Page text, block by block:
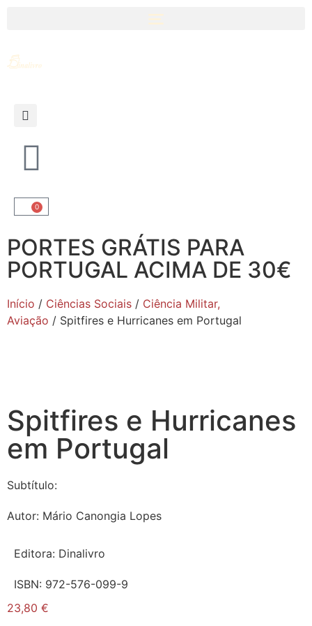
0
PORTES GRÁTIS PARA
PORTUGAL ACIMA DE 30€
Início / Ciências Sociais / Ciência Militar,
Aviação / Spitfires e Hurricanes em Portugal
Spitfires e Hurricanes
em Portugal
Subtítulo:
Autor: Mário Canongia Lopes
Editora: Dinalivro
ISBN: 972-576-099-9
23,80 €